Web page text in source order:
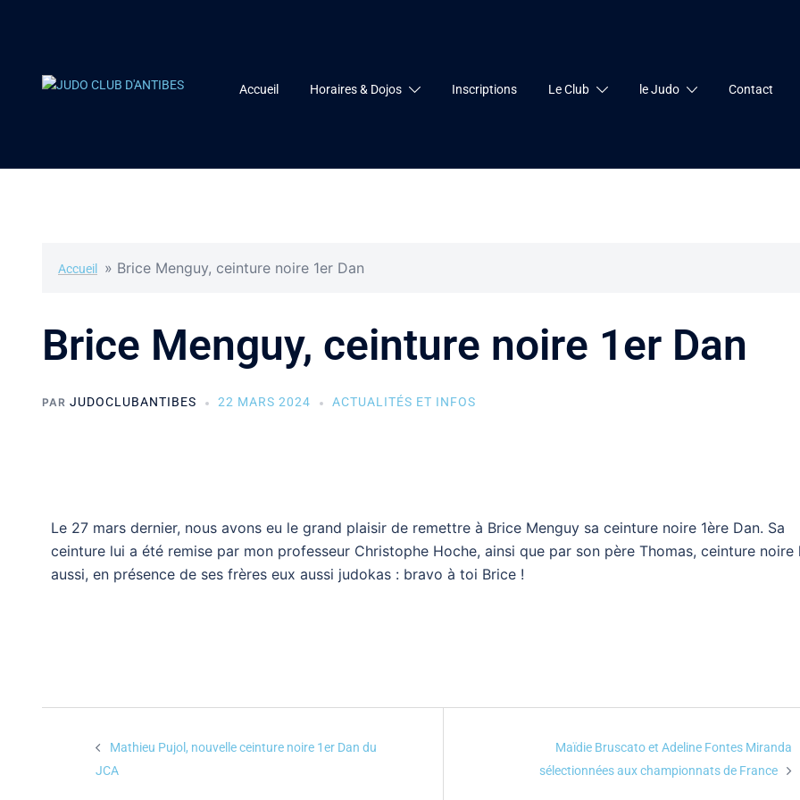
Accueil Horaires & Dojos Inscriptions Le Club le Judo Contact
Accueil » Brice Menguy, ceinture noire 1er Dan
Brice Menguy, ceinture noire 1er Dan
PAR JUDOCLUBANTIBES 22 MARS 2024 ACTUALITÉS ET INFOS
Le 27 mars dernier, nous avons eu le grand plaisir de remettre à Brice Menguy sa ceinture noire 1ère Dan. Sa
ceinture lui a été remise par mon professeur Christophe Hoche, ainsi que par son père Thomas, ceinture noire
aussi, en présence de ses frères eux aussi judokas : bravo à toi Brice !
Mathieu Pujol, nouvelle ceinture noire 1er Dan du
JCA
Maïdie Bruscato et Adeline Fontes Miranda
sélectionnées aux championnats de France